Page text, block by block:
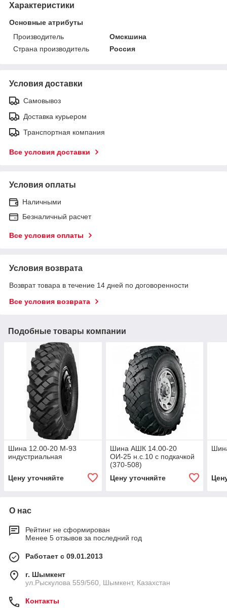
Характеристики
Основные атрибуты
Производитель
Омскшина
Страна производитель
Россия
Условия доставки
Самовывоз
Доставка курьером
Транспортная компания
Все условия доставки
Условия оплаты
Наличными
Безналичный расчет
Все условия оплаты
Условия возврата
Возврат товара в течение 14 дней по договоренности
Все условия возврата
Подобные товары компании
Шина 12.00-20 М-93
индустриальная
Цену уточняйте
Шина АШК 14.00-20
ОИ-25 н.с.10 с подкачкой
(370-508)
Цену уточняйте
О нас
Рейтинг не сформирован
Менее 5 отзывов за последний год
Работает с 09.01.2013
г. Шымкент
ул.Рыскулова 559/560, Шымкент, Казахстан
Контакты